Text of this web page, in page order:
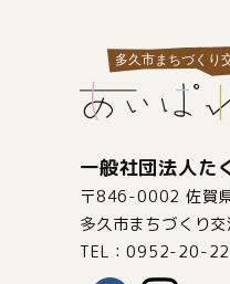
一般社団法人た
〒846-0002 佐賀
多久市まちづくり
TEL：0952-20-